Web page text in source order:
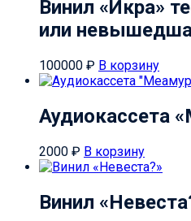
Винил «Икра»
или
100000 ₽ В корзину
Аудиокассета
2000 ₽ В корзину
Винил